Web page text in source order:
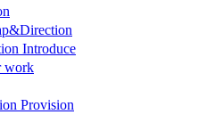
Introduce
work
Provision